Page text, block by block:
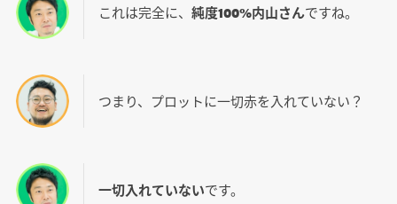
これは完全に、 純度100%内山さんですね。
つまり、プロットに一切赤を入れていない？
一切入れていないです。